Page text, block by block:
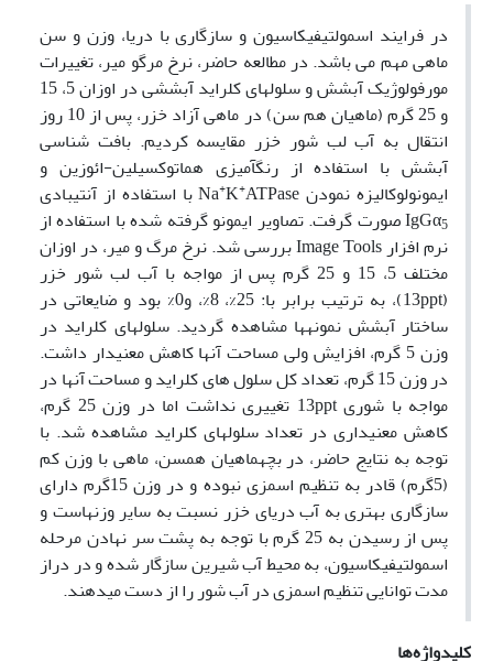
در فرایند اسمولتیفیکاسیون و سازگاری با دریا، وزن و سن
ماهی مهم می باشد. در مطالعه حاضر، نرخ مرگ­و میر، تغییرات
مورفولوژیک آبشش و سلولهای کلراید آبششی در اوزان 5، 15
و 25 گرم (ماهیان هم سن) در ماهی آزاد خزر، پس از 10 روز
انتقال به آب لب شور خزر مقایسه کردیم. بافت شناسی
آبشش با استفاده از رنگ­آمیزی هماتوکسیلین-ائوزین و
ایمونولوکالیزه نمودن Na
+K+
ATPase با استفاده از آنتی­بادی
IgGα5
صورت گرفت. تصاویر ایمونو گرفته شده با استفاده از
نرم افزار Image Tools بررسی شد. نرخ مرگ و میر، در اوزان
مختلف 5، 15 و 25 گرم پس از مواجه با آب لب شور خزر
(13ppt)، به ترتیب برابر با: 25%، 8%، و0% بود و ضایعاتی در
ساختار آبشش نمونه­ها مشاهده گردید. سلولهای کلراید در
وزن 5 گرم، افزایش ولی مساحت آنها کاهش معنی­دار داشت.
در وزن 15 گرم، تعداد کل سلول های کلراید و مساحت آنها در
مواجه با شوری 13ppt تغییری نداشت اما در وزن 25 گرم،
کاهش معنی­داری در تعداد سلولهای کلراید مشاهده شد. با
توجه به نتایج حاضر، در بچه­ماهیان هم­سن، ماهی با وزن کم
(5­گرم) قادر به تنظیم اسمزی نبوده و در وزن 15­گرم دارای
سازگاری بهتری به آب دریای خزر نسبت به سایر وزن­هاست و
پس از رسیدن به 25 گرم با توجه به پشت سر نهادن مرحله
اسمولتیفیکاسیون، به محیط آب شیرین سازگار شده و در دراز
مدت توانایی تنظیم اسمزی در آب شور را از دست می­دهند.
کلیدواژه‌ها